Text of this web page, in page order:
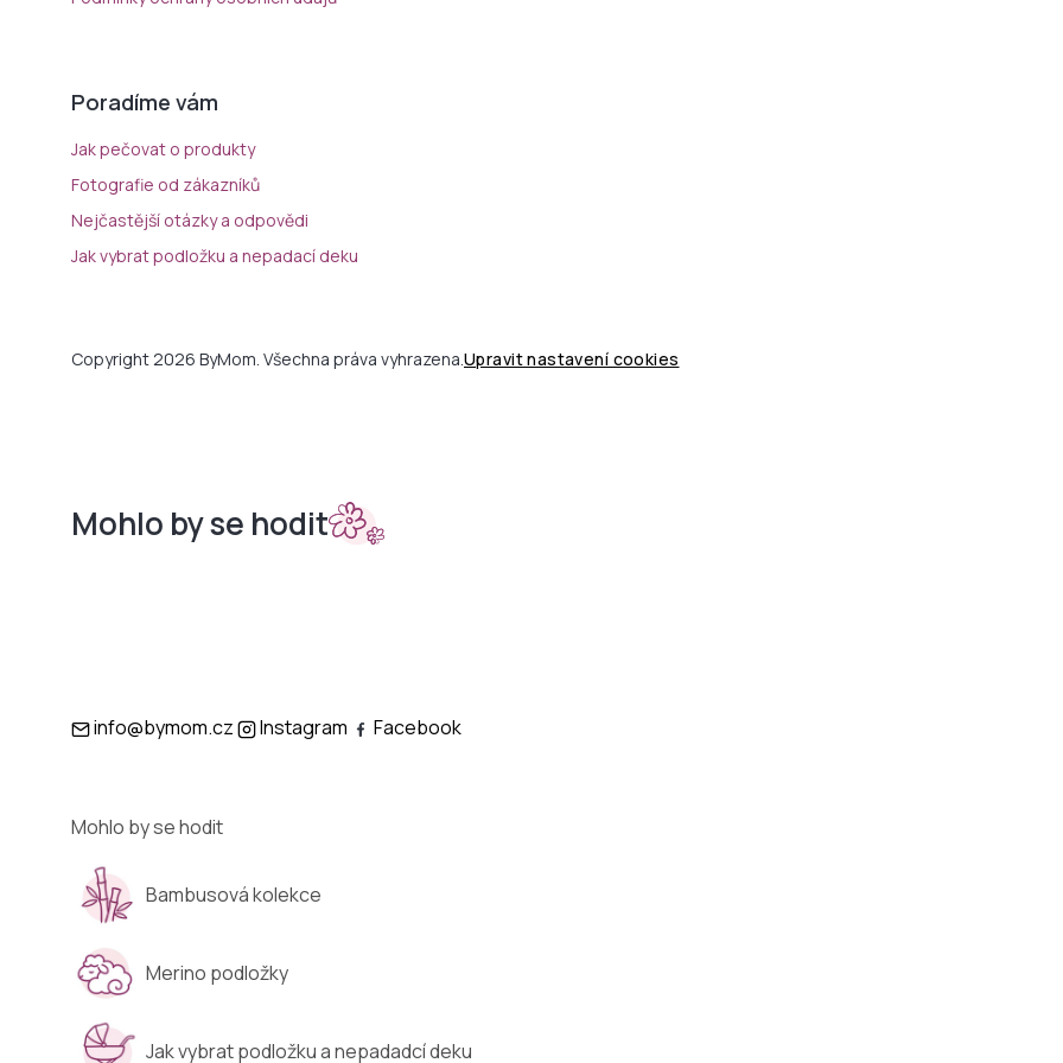
Poradíme vám
Jak pečovat o produkty
Fotografie od zákazníků
Nejčastější otázky a odpovědi
Jak vybrat podložku a nepadací deku
Copyright 2026 ByMom. Všechna práva vyhrazena.Upravit nastavení cookies
Mohlo by se hodit
info@bymom.cz Instagram Facebook
Mohlo by se hodit
Bambusová kolekce
Merino podložky
Jak vybrat podložku a nepadadcí deku